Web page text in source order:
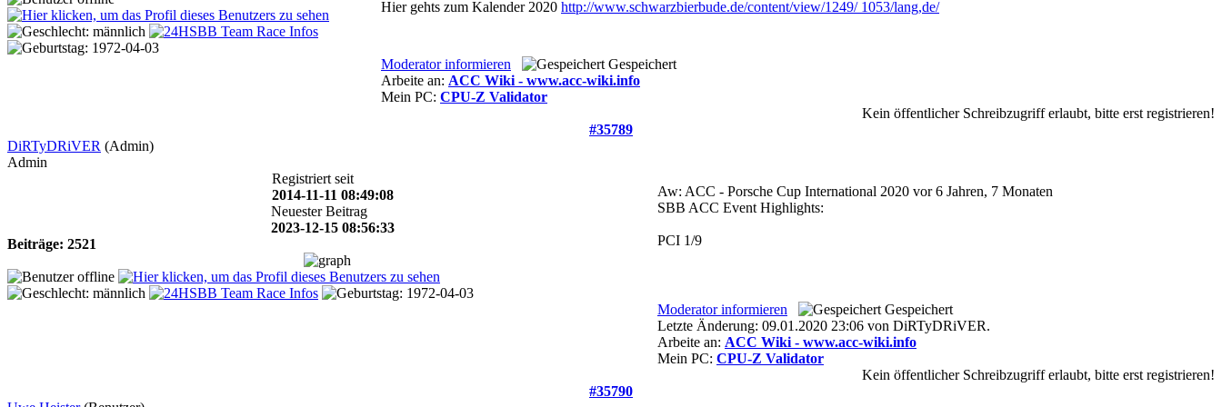
Hier gehts zum Kalender 2020 http://www.schwarzbierbude.de/content/view/1249/ 1053/lang,de/
Moderator informieren
Gespeichert
Arbeite an: ACC Wiki - www.acc-wiki.info
Mein PC: CPU-Z Validator
Kein öffentlicher Schreibzugriff erlaubt, bitte erst registrieren!
#35789
DiRTyDRiVER (Admin)
Admin
Registriert seit
2014-11-11 08:49:08
Neuester Beitrag
2023-12-15 08:56:33
Beiträge: 2521
Aw: ACC - Porsche Cup International 2020 vor 6 Jahren, 7 Monaten
SBB ACC Event Highlights:
PCI 1/9
Moderator informieren
Gespeichert
Letzte Änderung: 09.01.2020 23:06 von DiRTyDRiVER.
Arbeite an: ACC Wiki - www.acc-wiki.info
Mein PC: CPU-Z Validator
Kein öffentlicher Schreibzugriff erlaubt, bitte erst registrieren!
#35790